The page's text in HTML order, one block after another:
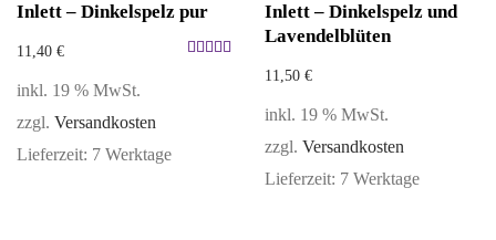
Inlett – Dinkelspelz pur
11,40 €
inkl. 19 % MwSt.
zzgl. Versandkosten
Lieferzeit: 7 Werktage
Inlett – Dinkelspelz und
Lavendelblüten
11,50 €
inkl. 19 % MwSt.
zzgl. Versandkosten
Lieferzeit: 7 Werktage